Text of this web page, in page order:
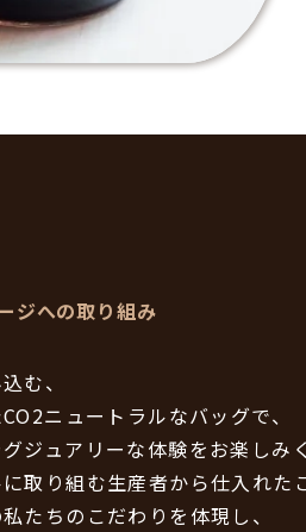
ジへの取り組み
む、
ニュートラルなバッグで、
ジュアリーな体験をお楽しみ
取り組む生産者から仕入れた
たちのこだわりを体現し、